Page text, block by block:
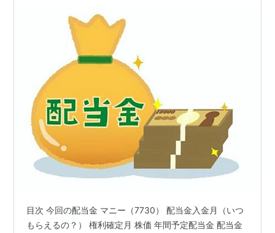
目次 今回の配当金 マニー（7730） 配当金入金月（いつ
もらえるの？） 権利確定月 株価 年間予定配当金 配当金